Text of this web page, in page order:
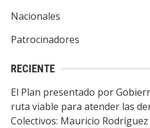
Nacionales
Patrocinadores
RECIENTE
El Plan presentado por
ruta viable para atender las
Colectivos: Mauricio Rodríguez